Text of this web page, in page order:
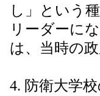
し」という
リーダーに
は、当時の
4. 防衛大学